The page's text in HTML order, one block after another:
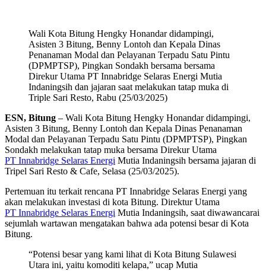
Wali Kota Bitung Hengky Honandar didampingi,
Asisten 3 Bitung, Benny Lontoh dan Kepala Dinas
Penanaman Modal dan Pelayanan Terpadu Satu Pintu
(DPMPTSP), Pingkan Sondakh bersama bersama
Direkur Utama PT Innabridge Selaras Energi Mutia
Indaningsih dan jajaran saat melakukan tatap muka di
Triple Sari Resto, Rabu (25/03/2025)
ESN, Bitung – Wali Kota Bitung Hengky Honandar didampingi,
Asisten 3 Bitung, Benny Lontoh dan Kepala Dinas Penanaman
Modal dan Pelayanan Terpadu Satu Pintu (DPMPTSP), Pingkan
Sondakh melakukan tatap muka bersama Direkur Utama
PT Innabridge Selaras Energi Mutia Indaningsih bersama jajaran di
Tripel Sari Resto & Cafe, Selasa (25/03/2025).
Pertemuan itu terkait rencana PT Innabridge Selaras Energi yang
akan melakukan investasi di kota Bitung. Direktur Utama
PT Innabridge Selaras Energi Mutia Indaningsih, saat diwawancarai
sejumlah wartawan mengatakan bahwa ada potensi besar di Kota
Bitung.
“Potensi besar yang kami lihat di Kota Bitung Sulawesi
Utara ini, yaitu komoditi kelapa,” ucap Mutia